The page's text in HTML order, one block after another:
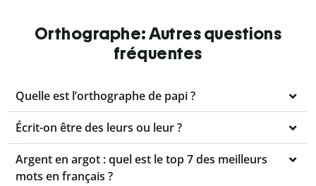
Orthographe: Autres questions
fréquentes
Quelle est l’orthographe de papi ?
Écrit-on être des leurs ou leur ?
Argent en argot : quel est le top 7 des meilleurs
mots en français ?